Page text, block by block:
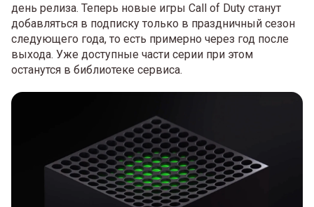
день релиза. Теперь новые игры Call of Duty станут
добавляться в подписку только в праздничный сезон
следующего года, то есть примерно через год после
выхода. Уже доступные части серии при этом
останутся в библиотеке сервиса.